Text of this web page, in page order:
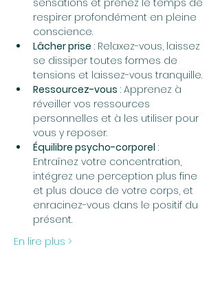
sensations et prenez le temps de
respirer profondément en pleine
conscience.
Lâcher prise : Relaxez-vous, laissez
se dissiper toutes formes de
tensions et laissez-vous tranquille.
Ressourcez-vous : Apprenez à
réveiller vos ressources
personnelles et à les utiliser pour
vous y reposer.
Équilibre psycho-corporel :
Entraînez votre concentration,
intégrez une perception plus fine
et plus douce de votre corps, et
enracinez-vous dans le positif du
présent.
En lire plus >